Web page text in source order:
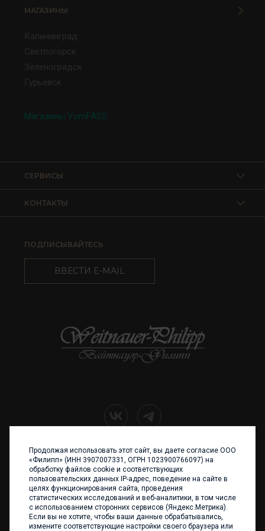
МАГАЗИНЫ
Калининград
Светлогорск
Зеленоградск
Гурьевск
Магазины VomFASS
КОНТАКТЫ
СЕРВИСЫ
ПОДПИСЫВАЙТЕСЬ
ВВЕСТИ E-MAIL
+7 (4012) 960 898
236017 Калининград,
ул. Каштановая аллея, 47
Телефон: +7 4012 960 898,
+7 4012 960 856
Написать нам
Продолжая использовать этот сайт, вы даете согласие ООО
«Филипп» (ИНН 3907007331, ОГРН 1023900766097) на
обработку файлов cookie и соответствующих
пользовательских данных IP-адрес, поведение на сайте в
целях функционирования сайта, проведения
статистических исследований и веб-аналитики, в том числе
с использованием сторонних сервисов (Яндекс.Метрика).
Если вы не хотите, чтобы ваши данные обрабатывались,
измените соответствующие настройки своего браузера или